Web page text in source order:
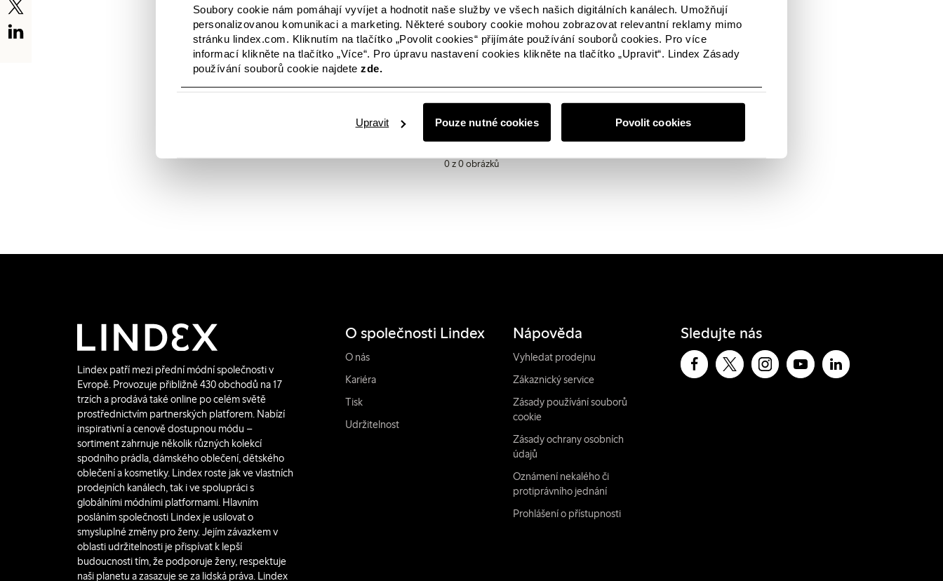
Soubory cookie nám pomáhají vyvíjet a hodnotit naše služby ve všech našich digitálních kanálech. Umožňují
personalizovanou komunikaci a marketing. Některé soubory cookie mohou zobrazovat relevantní reklamy mimo
stránku lindex.com. Kliknutím na tlačítko „Povolit cookies“ přijímáte používání souborů cookies. Pro více
informací klikněte na tlačítko „Více“. Pro úpravu nastavení cookies klikněte na tlačítko „Upravit“. Lindex Zásady
používání souborů cookie najdete zde.
Pouze nutné cookies
Upravit Povolit cookies
V této kategorii nejsou k dispozici žádné obrázky? Nebojte se, tento prostor bude již brzy opět zaplněn
0 z 0 obrázků
Lindex patří mezi přední módní společnosti v
Evropě. Provozuje přibližně 430 obchodů na 17
trzích a prodává také online po celém světě
prostřednictvím partnerských platforem. Nabízí
inspirativní a cenově dostupnou módu –
sortiment zahrnuje několik různých kolekcí
spodního prádla, dámského oblečení, dětského
oblečení a kosmetiky. Lindex roste jak ve vlastních
prodejních kanálech, tak i ve spolupráci s
globálními módními platformami. Hlavním
posláním společnosti Lindex je usilovat o
smysluplné změny pro ženy. Jejím závazkem v
oblasti udržitelnosti je přispívat k lepší
budoucnosti tím, že podporuje ženy, respektuje
naši planetu a zasazuje se za lidská práva. Lindex
O společnosti Lindex
O nás
Kariéra
Tisk
Udržitelnost
Nápověda
Vyhledat prodejnu
Zákaznický service
Zásady používání souborů
cookie
Zásady ochrany osobních
údajů
Oznámení nekalého či
protiprávního jednání
Prohlášení o přístupnosti
Sledujte nás